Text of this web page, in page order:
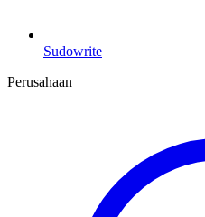
Sudowrite
Perusahaan